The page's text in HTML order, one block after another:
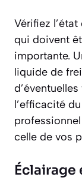
Vérifiez
qui doivent
importante.
liquide de
l’efficacité
celle de vos